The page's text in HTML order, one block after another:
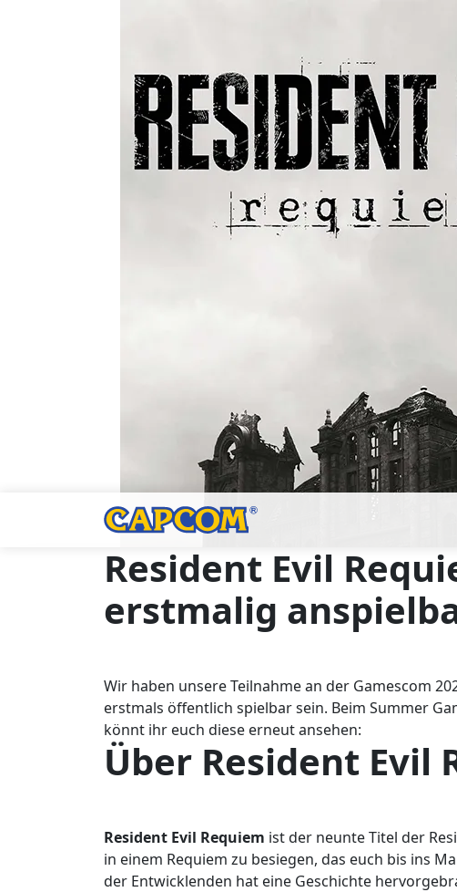
Resident Evil
erstmalig
Wir haben unsere Teilnahme an der Gamescom
erstmals öffentlich spielbar sein. Beim Summer
könnt ihr euch diese erneut ansehen:
Über Resident Evil
Resident Evil Requiem ist der neunte Titel der
in einem Requiem zu besiegen, das euch bis ins
der Entwicklenden hat eine Geschichte